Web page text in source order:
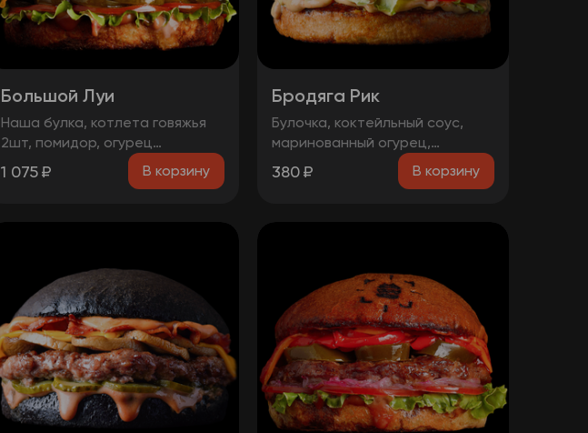
Большой Луи
Наша булка, котлета говяжья
2шт, помидор, огурец
маринованный, луковые кольца,
бекон, лист салата, сыр
1 075₽ В корзину
Бродяга Рик
Булочка, коктейльный соус,
маринованный огурец,
помидоры, фирменная курица в
панировке, сыр чеддер, бекон.
380 ₽ В корзину